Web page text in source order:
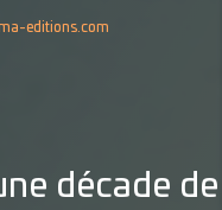
editions.com
décade